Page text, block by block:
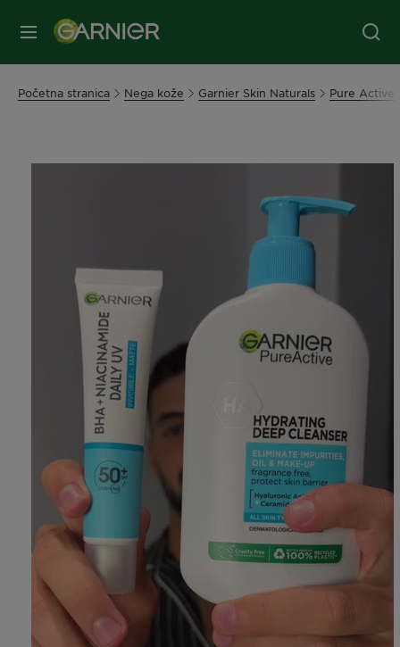
MENI
Početna stranica Nega kože Garnier Skin Naturals Pure Active